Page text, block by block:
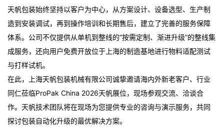
天帆包装始终坚持以客户为中心，从方案设计、设备选型、生产制
造到安装调试，再到操作培训和长期售后，建立了完善的服务保障
体系。公司不仅提供从单机到整线的“按需定制、渐进升级”的整线集
成服务，还向用户免费开放位于上海的制造基地进行物料适配测试
与打样试机。
在此，上海天帆包装机械有限公司诚挚邀请海内外新老客户、行业
同仁莅临ProPak China 2026天帆展位，现场参观交流、洽谈合
作。天帆技术团队将在现场为您提供专业的咨询与演示服务，共同
探讨包装自动化升级的最优解决方案。